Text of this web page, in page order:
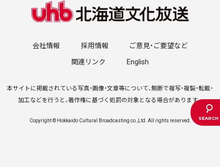
会社情報 採用情報 ご意見・ご要望など
関連リンク English
本サイトに掲載されている写真・画像・文章等について、無断で複写・複製・転載・
加工などを行うと、著作権に基づく処罰の対象となる場合があります。
Copyright © Hokkaido Cultural Broadcasting co.,Ltd. All rights reserved.